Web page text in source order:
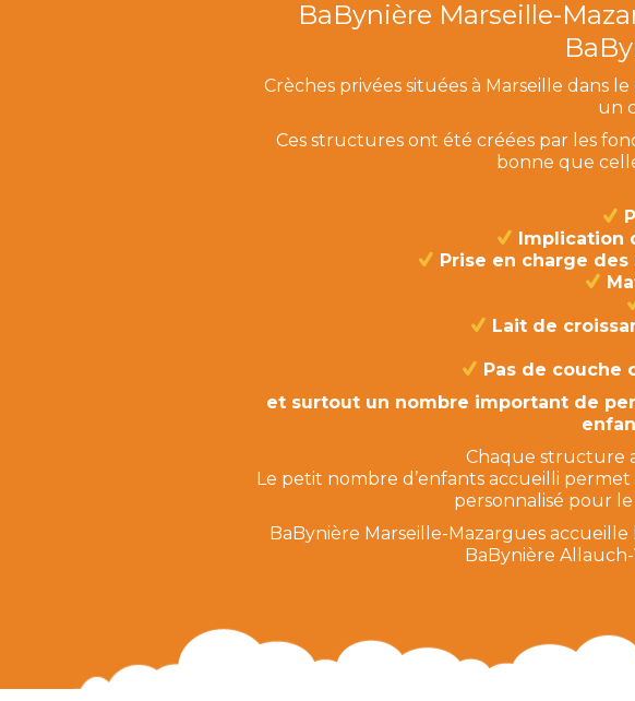
BaBynière Marseille-
Crèches privées situées à Marseille dans
un
Ces structures ont été créées par les
bonne que
Implication
Prise en charge
Lait de
Pas de couche
et surtout un nombre important de
Chaque structure
Le petit nombre d’enfants accueilli
personnalisé pour
BaBynière Marseille-Mazargues
BaBynière